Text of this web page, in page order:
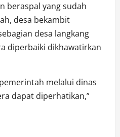
beraspal yang sudah
desa bekambit
desa langkang
diperbaiki dikhawatirkan
melalui dinas
dapat diperhatikan,”